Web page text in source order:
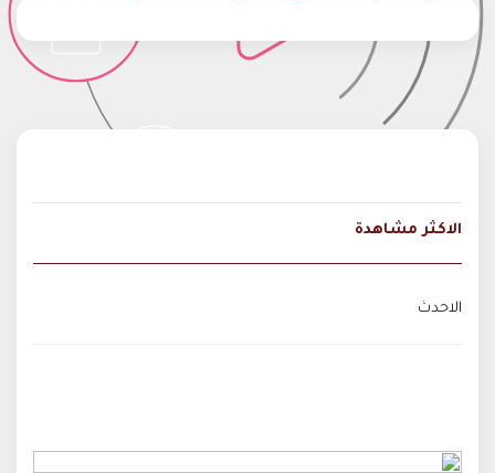
الاكثر مشاهدة
الاحدث